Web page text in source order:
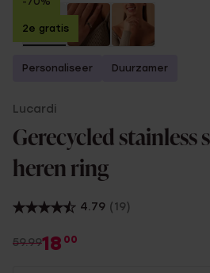
2e gratis
Personaliseer Duurzamer
Lucardi
Gerecycled stainless
heren ring
4.79 (19)
59.9918 00